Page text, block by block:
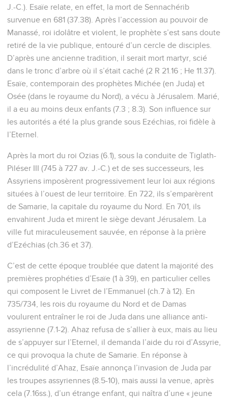
J.-C.). Esaïe relate, en effet, la mort de Sennachérib
survenue en 681 (37.38). Après l’accession au pouvoir de
Manassé, roi idolâtre et violent, le prophète s’est sans doute
retiré de la vie publique, entouré d’un cercle de disciples.
D’après une ancienne tradition, il serait mort martyr, scié
dans le tronc d’arbre où il s’était caché (2 R 21.16 ; He 11.37).
Esaïe, contemporain des prophètes Michée (en Juda) et
Osée (dans le royaume du Nord), a vécu à Jérusalem. Marié,
il a eu au moins deux enfants (7.3 ; 8.3). Son influence sur
les autorités a été la plus grande sous Ezéchias, roi fidèle à
l’Eternel.
Après la mort du roi Ozias (6.1), sous la conduite de Tiglath-
Piléser III (745 à 727 av. J.-C.) et de ses successeurs, les
Assyriens imposèrent progressivement leur loi aux régions
situées à l’ouest de leur territoire. En 722, ils s’emparèrent
de Samarie, la capitale du royaume du Nord. En 701, ils
envahirent Juda et mirent le siège devant Jérusalem. La
ville fut miraculeusement sauvée, en réponse à la prière
d’Ezéchias (ch.36 et 37).
C’est de cette époque troublée que datent la majorité des
premières prophéties d’Esaïe (1 à 39), en particulier celles
qui composent le Livret de l’Emmanuel (ch.7 à 12). En
735/734, les rois du royaume du Nord et de Damas
voulurent entraîner le roi de Juda dans une alliance anti-
assyrienne (7.1-2). Ahaz refusa de s’allier à eux, mais au lieu
de s’appuyer sur l’Eternel, il demanda l’aide du roi d’Assyrie,
ce qui provoqua la chute de Samarie. En réponse à
l’incrédulité d’Ahaz, Esaïe annonça l’invasion de Juda par
les troupes assyriennes (8.5-10), mais aussi la venue, après
cela (7.16ss.), d’un étrange enfant, qui naîtra d’une « jeune